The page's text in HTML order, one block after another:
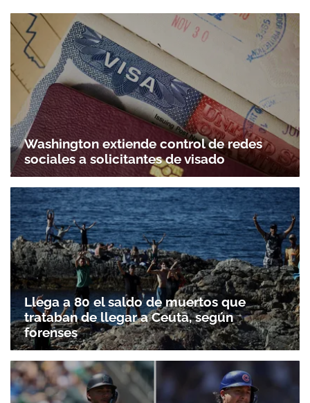
Washington extiende control de redes
sociales a solicitantes de visado
Llega a 80 el saldo de muertos que
trataban de llegar a Ceuta, según
forenses